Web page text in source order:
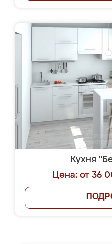
Кухня
Цена: от 36